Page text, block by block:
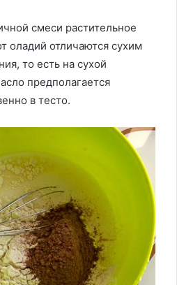
смеси растительное
оладий отличаются сухим
то есть на сухой
предполагается
в тесто.